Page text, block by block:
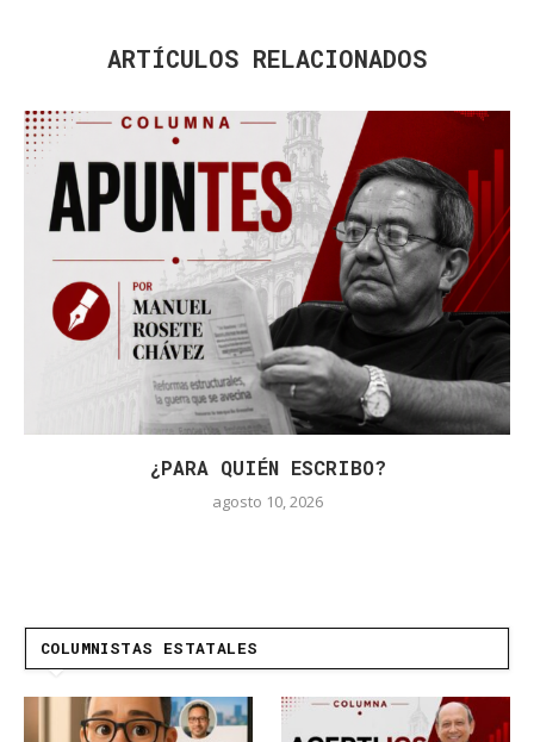
ARTÍCULOS RELACIONADOS
¿PARA QUIÉN ESCRIBO?
agosto 10, 2026
COLUMNISTAS ESTATALES